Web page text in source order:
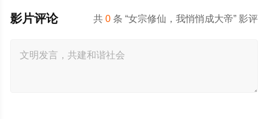
共0 条 “女宗修仙，我悄悄成大帝” 影评
影片评论